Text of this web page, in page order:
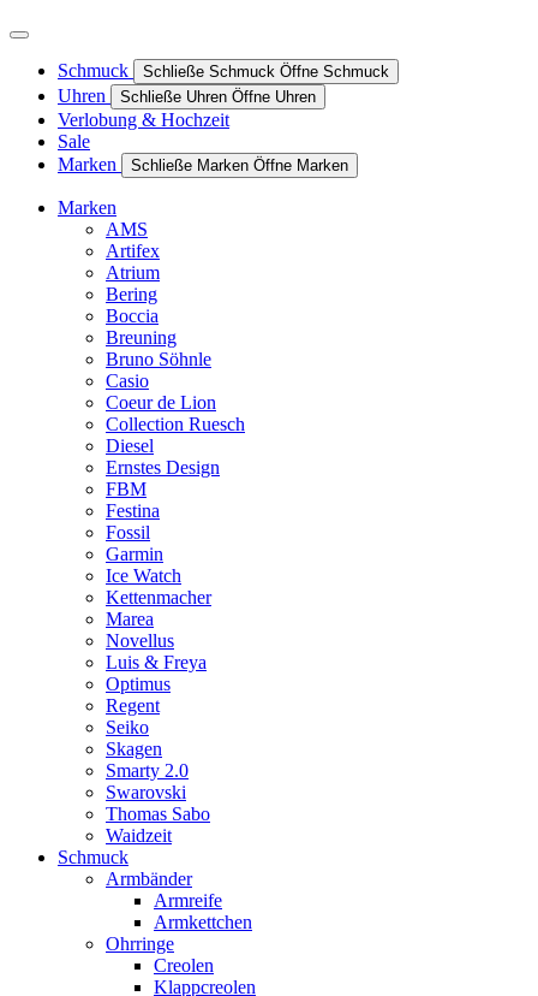
Schmuck Schließe Schmuck Öffne Schmuck
Uhren Schließe Uhren Öffne Uhren
Verlobung & Hochzeit
Sale
Marken
Schließe Marken Öffne Marken
Marken
AMS
Artifex
Atrium
Bering
Boccia
Breuning
Bruno Söhnle
Casio
Coeur de Lion
Collection Ruesch
Diesel
Ernstes Design
FBM
Festina
Fossil
Garmin
Ice Watch
Kettenmacher
Marea
Novellus
Luis & Freya
Optimus
Regent
Seiko
Skagen
Smarty 2.0
Swarovski
Thomas Sabo
Waidzeit
Schmuck
Armbänder
Armreife
Armkettchen
Ohrringe
Creolen
Klappcreolen